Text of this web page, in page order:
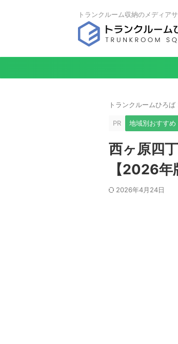
トランクルーム収納のメディア
トランクルームひろば
PR 地域別おすすめ
西ヶ原四
【2026年
2026年4月24日